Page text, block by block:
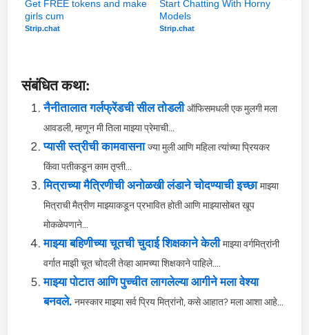
Get FREE tokens and make
girls cum
Strip.chat
Start Chatting With Horny
Models
Strip.chat
संबंधित कथा:
नैनीतालात गर्लफ्रेंडची सील तोडली ऑफिसमधली एक मुलगी मला
आवडली, म्हणून मी तिला माझ्या प्रेमाची...
प्यासी स्त्रीची कामवासना ज्या मुली आणि महिला त्यांच्या प्रियकर
किंवा पतीकडून काम तृप्ती...
मित्राच्या मैत्रिणीची अनोळखी लंडाने चोदण्याची इच्छा माझ्या
मित्राची मैत्रीण माझ्याकडून प्रभावित होती आणि माझ्यासोबत खूप
मोकळेपणाने...
माझ्या बहिणीच्या चूतची चुदाई शिक्षकाने केली माझ्या वर्गमित्रांनी
वर्गात माझी चूत चोदली तेव्हा आमच्या शिक्षकाने पाहिले....
माझ्या पोटात आणि पुच्चीत लागलेल्या आगीने मला वेश्या
बनवले. नमस्कार माझ्या सर्व प्रिय मित्रांनो, कसे आहात? मला आशा आहे...